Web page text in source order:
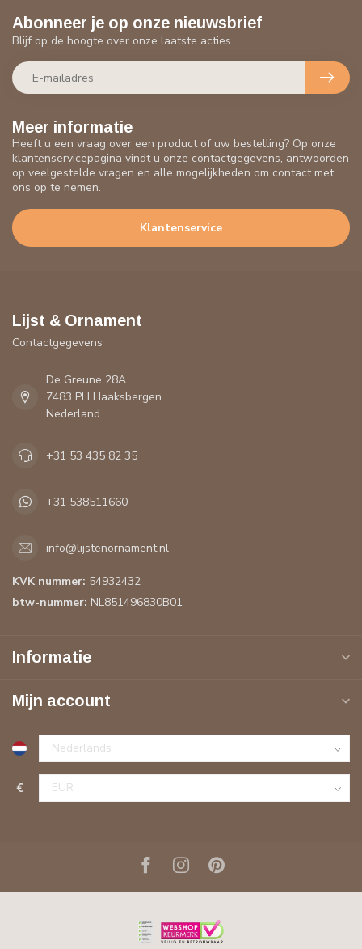
Meer informatie
Heeft u een vraag over een product of uw bestelling? Op onze
klantenservicepagina vindt u onze contactgegevens, antwoorden
op veelgestelde vragen en alle mogelijkheden om contact met
ons op te nemen.
Klantenservice
Abonneer je op onze nieuwsbrief
Blijf op de hoogte over onze laatste acties
Lijst & Ornament
Contactgegevens
De Greune 28A
7483 PH Haaksbergen
Nederland
+31 53 435 82 35
+31 538511660
info@lijstenornament.nl
KVK nummer: 54932432
btw-nummer: NL851496830B01
Informatie
Mijn account
€